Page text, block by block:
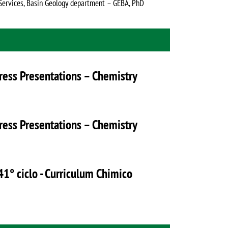
Basin Geology department – GEBA, PhD
Presentations – Chemistry
Presentations – Chemistry
ciclo - Curriculum Chimico